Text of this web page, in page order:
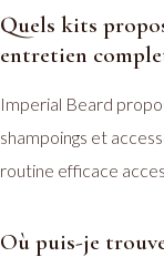
Quels kits
entretien
Imperial Beard
shampoings et
routine efficace
Où puis-je